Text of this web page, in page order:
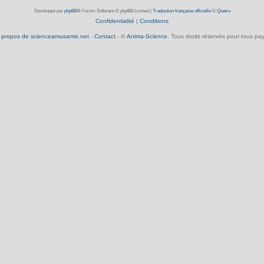
Développé par phpBB® Forum Software © phpBB Limited Traduction française officielle© Qiaeru
Confidentialité Conditions
de scienceamusante.net- Contact- © Anima-Science. Tous droits réservés pour tous